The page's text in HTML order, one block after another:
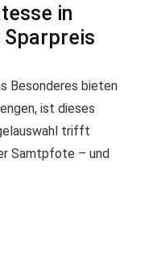
in
Sparpreis
Besonderes bieten
ist dieses
trifft
Samtpfote – und